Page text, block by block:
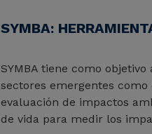
SYMBA:
SYMBA tiene como
sectores emergentes
evaluación de impactos
de vida para medir los